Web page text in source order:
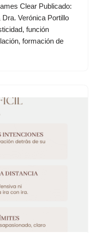
Clear Publicado:
Verónica Portillo
función
formación de